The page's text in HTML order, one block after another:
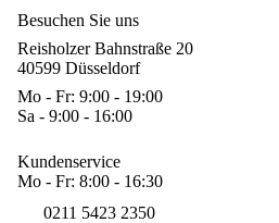
Besuchen Sie uns
Reisholzer Bahnstraße 20
40599 Düsseldorf
Mo - Fr: 9:00 - 19:00
Sa - 9:00 - 16:00
Kundenservice
Mo - Fr: 8:00 - 16:30
0211 5423 2350